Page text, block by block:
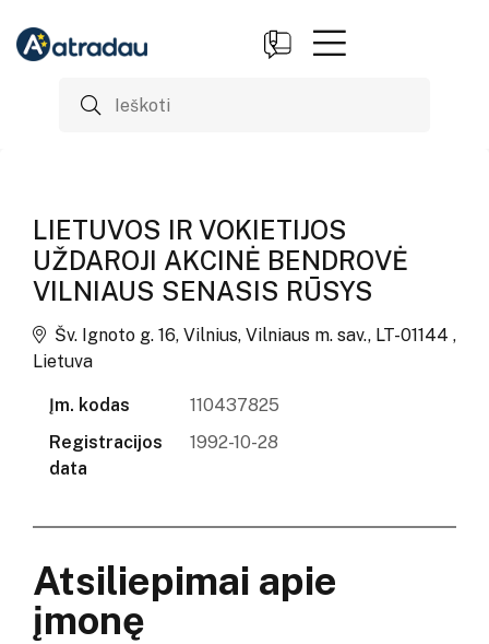
LIETUVOS IR VOKIETIJOS
UŽDAROJI AKCINĖ BENDROVĖ
VILNIAUS SENASIS RŪSYS
Šv. Ignoto g. 16, Vilnius, Vilniaus m. sav., LT-01144 ,
Lietuva
Įm. kodas
110437825
Registracijos
data
1992-10-28
Atsiliepimai apie
įmonę